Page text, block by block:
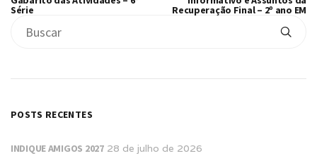
Série Recuperação Final – 2º ano EM
POSTS RECENTES
INDIQUE AMIGOS 2027 28 de julho de 2026